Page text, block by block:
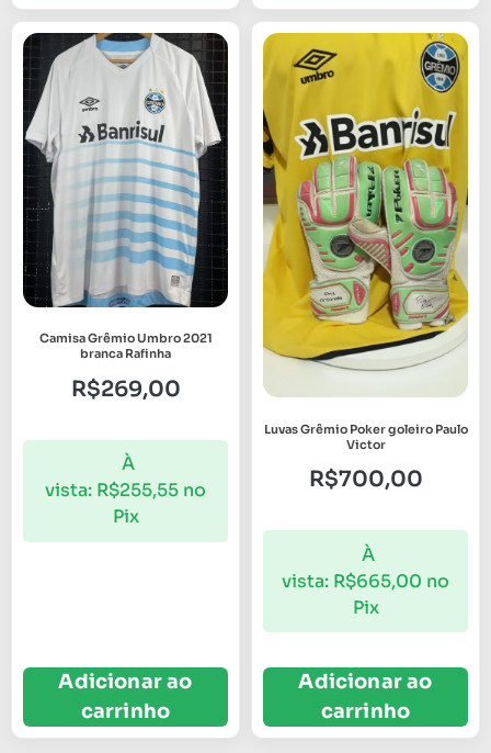
Camisa Grêmio Umbro 2021
branca Rafinha
R$269,00
À
vista: R$255,55 no
Pix
Adicionar ao
carrinho
Luvas Grêmio Poker goleiro Paulo
Victor
R$700,00
À
vista: R$665,00 no
Pix
Adicionar ao
carrinho